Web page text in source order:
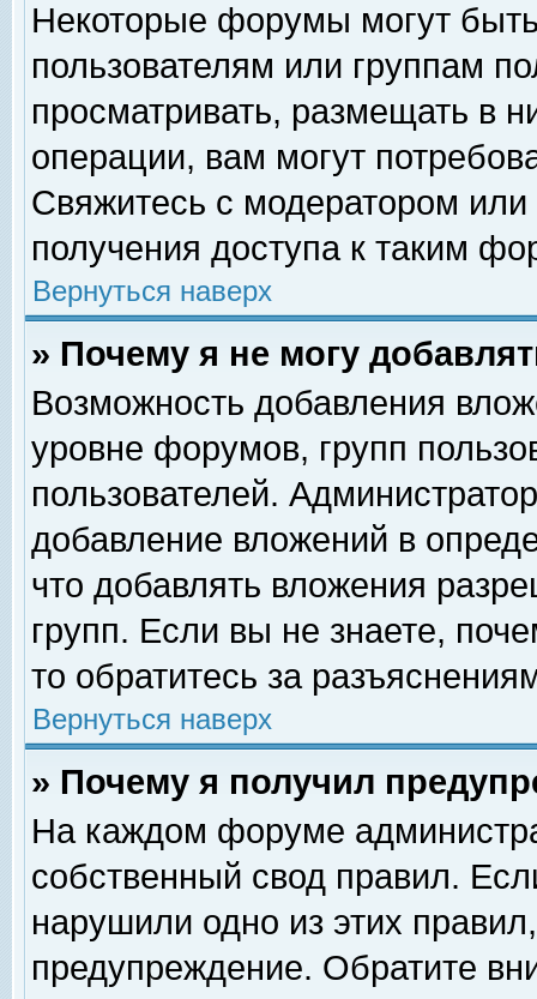
Некоторые форумы могут
пользователям или группам
просматривать, размещать в
операции, вам могут
Свяжитесь с модератором
получения доступа к таким
Вернуться наверх
» Почему я не могу
Возможность добавления
уровне форумов, групп
пользователей.
добавление вложений в
что добавлять вложения
групп. Если вы не знаете,
то обратитесь за
Вернуться наверх
» Почему я получил
На каждом форуме
собственный свод правил.
нарушили одно из этих
предупреждение. Обратите